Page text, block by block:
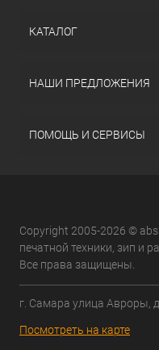
КАТАЛОГ
НАШИ ПРЕДЛОЖЕНИЯ
ПОМОЩЬ И СЕРВИСЫ
Copyright 2005-2026 ©
печатной техники, зип и
Все права защищены.
г. Самара улица Авроры,
Посмотреть на карте